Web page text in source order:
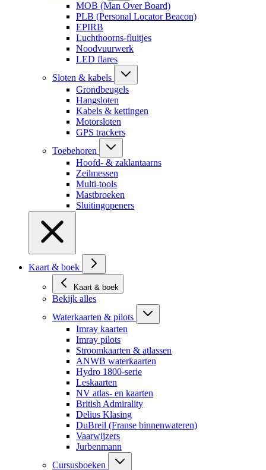
MOB (Man Over Board)
PLB (Personal Locator Beacon)
EPIRB
Luchthoorns-fluitjes
Noodvuurwerk
LED flares
Sloten & kabels
Grondbeugels
Hangsloten
Kabels & kettingen
Motorsloten
GPS trackers
Toebehoren
Hoofd- & zaklantaarns
Zeilmessen
Multi-tools
Mastbroeken
Sluitingopeners
Kaart & boek
Kaart & boek
Bekijk alles
Waterkaarten & pilots
Imray kaarten
Imray pilots
Stroomkaarten & atlassen
ANWB waterkaarten
Hydro 1800-serie
Leskaarten
NV atlas- en kaarten
British Admirality
Delius Klasing
DuBreil (Franse binnenwateren)
Vaarwijzers
Jurbenmann
Cursusboeken